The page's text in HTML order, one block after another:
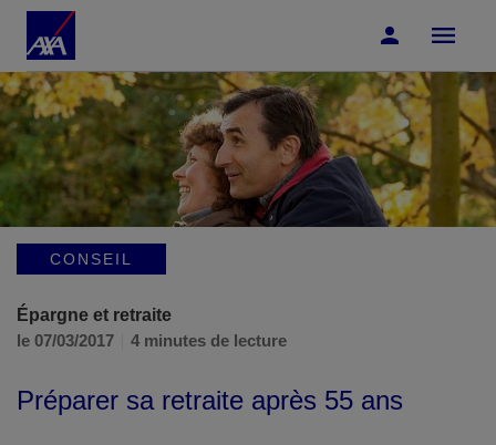
Accéder au Contenu Accéder au Pied de page
CONSEIL
Épargne et retraite
le 07/03/2017
4 minutes de lecture
Préparer sa retraite après 55 ans